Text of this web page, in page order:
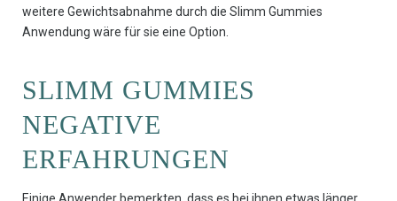
weitere Gewichtsabnahme durch die Slimm Gummies
Anwendung wäre für sie eine Option.
SLIMM GUMMIES
NEGATIVE
ERFAHRUNGEN